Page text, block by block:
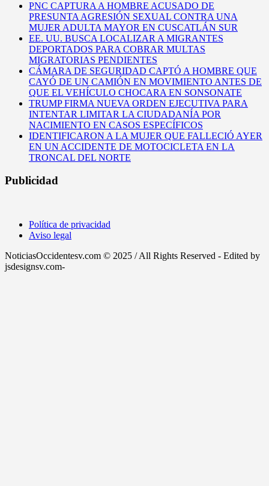
PNC CAPTURA A HOMBRE ACUSADO DE
PRESUNTA AGRESIÓN SEXUAL CONTRA UNA
MUJER ADULTA MAYOR EN CUSCATLÁN SUR
EE. UU. BUSCA LOCALIZAR A MIGRANTES
DEPORTADOS PARA COBRAR MULTAS
MIGRATORIAS PENDIENTES
CÁMARA DE SEGURIDAD CAPTÓ A HOMBRE QUE
CAYÓ DE UN CAMIÓN EN MOVIMIENTO ANTES DE
QUE EL VEHÍCULO CHOCARA EN SONSONATE
TRUMP FIRMA NUEVA ORDEN EJECUTIVA PARA
INTENTAR LIMITAR LA CIUDADANÍA POR
NACIMIENTO EN CASOS ESPECÍFICOS
IDENTIFICARON A LA MUJER QUE FALLECIÓ AYER
EN UN ACCIDENTE DE MOTOCICLETA EN LA
TRONCAL DEL NORTE
Publicidad
Política de privacidad
Aviso legal
NoticiasOccidentesv.com © 2025 / All Rights Reserved - Edited by
jsdesignsv.com-